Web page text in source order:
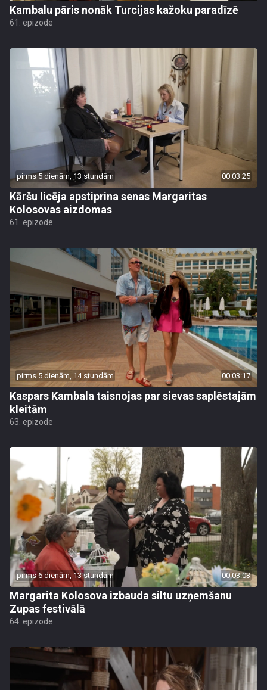
Kambalu pāris nonāk Turcijas kažoku paradīzē
61. epizode
pirms 5 dienām, 13 stundām 00:03:25
Kāršu licēja apstiprina senas Margaritas
Kolosovas aizdomas
61. epizode
pirms 5 dienām, 14 stundām 00:03:17
Kaspars Kambala taisnojas par sievas saplēstajām
kleitām
63. epizode
pirms 6 dienām, 13 stundām 00:03:03
Margarita Kolosova izbauda siltu uzņemšanu
Zupas festivālā
64. epizode